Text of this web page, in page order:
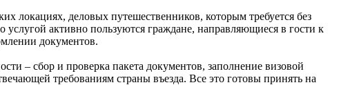
локациях, деловых путешественников, которым требуется без
активно пользуются граждане, направляющиеся в гости к
документов.
– сбор и проверка пакета документов, заполнение визовой
требованиям страны въезда. Все это готовы принять на